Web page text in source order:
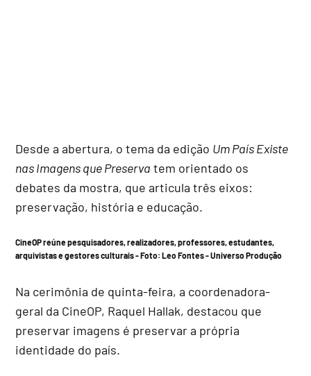
Desde a abertura, o tema da edição Um País Existe
nas Imagens que Preserva tem orientado os
debates da mostra, que articula três eixos:
preservação, história e educação.
CineOP reúne pesquisadores, realizadores, professores, estudantes,
arquivistas e gestores culturais - Foto:Leo Fontes - Universo Produção
Na cerimônia de quinta-feira, a coordenadora-
geral da CineOP, Raquel Hallak, destacou que
preservar imagens é preservar a própria
identidade do país.